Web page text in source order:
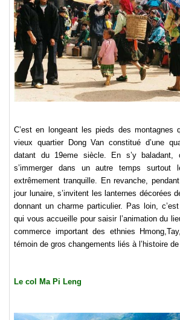
C’est en longeant les pieds des montagnes
vieux quartier Dong Van constitué d’une
datant du 19eme siècle. En s’y baladant,
s’immerger dans un autre temps
extrêmement tranquille. En revanche,
jour lunaire, s’invitent les lanternes décorées
donnant un charme particulier. Pas loin,
qui vous accueille pour saisir l’animation du
commerce important des ethnies
témoin de gros changements liés à l’histoire de
Le col Ma Pi Leng